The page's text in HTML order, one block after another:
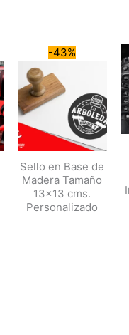
-43%
Sello en Base de
Madera Tamaño
13×13 cms.
Personalizado